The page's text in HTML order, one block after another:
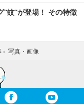
“蚊”が登場！ その特徴
› 写真・画像